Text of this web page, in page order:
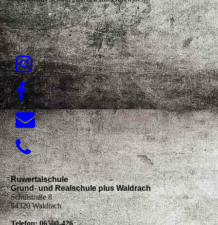
Ruwertalschule
Grund- und Realschule plus Waldrach
Schulstraße 8
54320 Waldrach
Telefon: 06500-426